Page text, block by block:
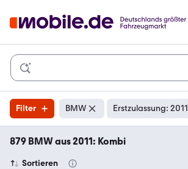
Filter BMW Erstzulassung: 2011
879 BMW aus 2011: Kombi
Sortieren